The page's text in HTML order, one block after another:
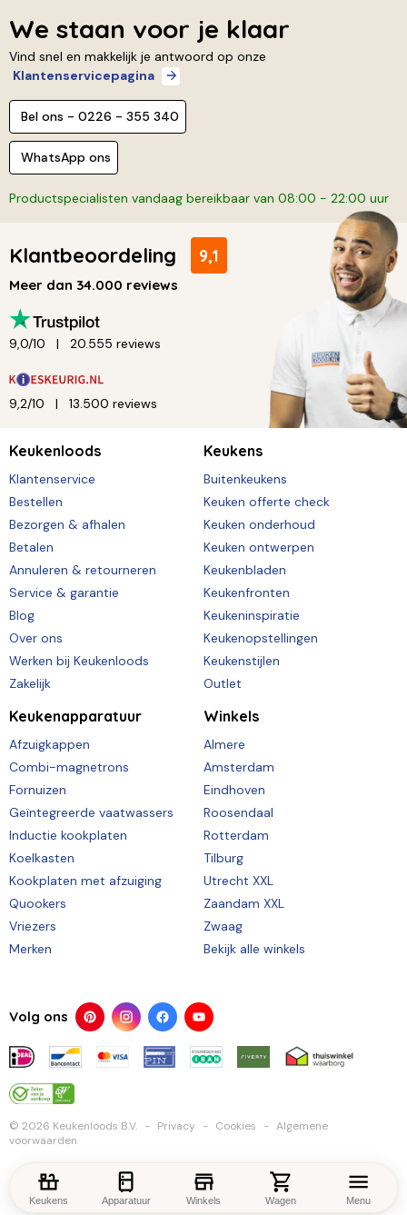
Keukens Apparatuur Winkels Wagen Menu
We staan voor je klaar
Vind snel en makkelijk je antwoord op onze
Klantenservicepagina
Bel ons - 0226 - 355 340
WhatsApp ons
Productspecialisten vandaag bereikbaar van 08:00 - 22:00 uur
Klantbeoordeling 9,1
Meer dan 34.000 reviews
9,0/10 20.555 reviews
9,2/10 13.500 reviews
Keukenloods
Klantenservice
Bestellen
Bezorgen & afhalen
Betalen
Annuleren & retourneren
Service & garantie
Blog
Over ons
Werken bij Keukenloods
Zakelijk
Keukens
Buitenkeukens
Keuken offerte check
Keuken onderhoud
Keuken ontwerpen
Keukenbladen
Keukenfronten
Keukeninspiratie
Keukenopstellingen
Keukenstijlen
Outlet
Keukenapparatuur
Afzuigkappen
Combi-magnetrons
Fornuizen
Geïntegreerde vaatwassers
Inductie kookplaten
Koelkasten
Kookplaten met afzuiging
Quookers
Vriezers
Merken
Winkels
Almere
Amsterdam
Eindhoven
Roosendaal
Rotterdam
Tilburg
Utrecht XXL
Zaandam XXL
Zwaag
Bekijk alle winkels
Volg ons
© 2026 Keukenloods B.V. Privacy Cookies
Algemene
voorwaarden